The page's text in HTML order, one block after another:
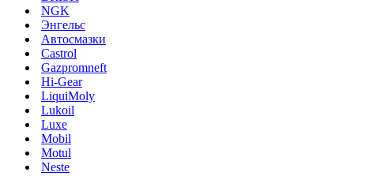
NGK
Энгельс
Автосмазки
Castrol
Gazpromneft
Hi-Gear
LiquiMoly
Lukoil
Luxe
Mobil
Motul
Neste